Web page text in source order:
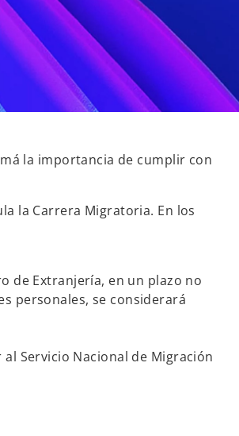
la importancia de cumplir con
la Carrera Migratoria. En los
de Extranjería, en un plazo no
personales, se considerará
Servicio Nacional de Migración